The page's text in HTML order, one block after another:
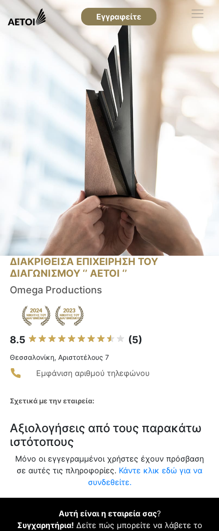
Εγγραφείτε
ΔΙΑΚΡΙΘΕΙΣΑ ΕΠΙΧΕΙΡΗΣΗ ΤΟΥ
ΔΙΑΓΩΝΙΣΜΟΥ ‘’ ΑΕΤΟΙ ‘’
Omega Productions
8.5 (5)
Θεσσαλονίκη, Αριστοτέλους 7
Εμφάνιση αριθμού τηλεφώνου
Σχετικά με την εταιρεία:
Αξιολογήσεις από τους παρακάτω
ιστότοπους
Μόνο οι εγγεγραμμένοι χρήστες έχουν πρόσβαση
σε αυτές τις πληροφορίες. Κάντε κλικ εδώ για να
συνδεθείτε.
Αυτή είναι η εταιρεία σας?
Συγχαρητήρια! Δείτε πώς μπορείτε να λάβετε το